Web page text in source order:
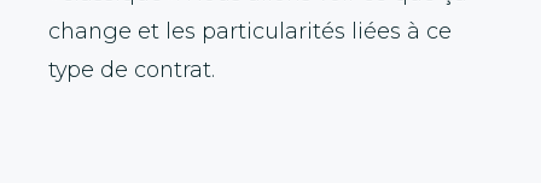
change et les particularités liées à ce
type de contrat.